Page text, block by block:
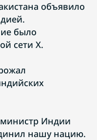
объявило
было
сети X.
Индии
нашу нацию.